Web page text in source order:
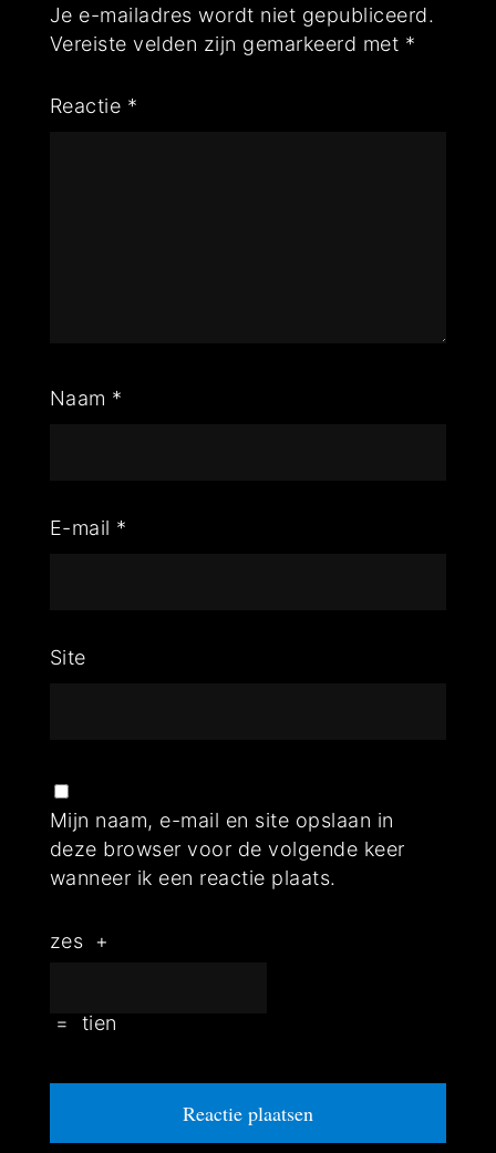
Je e-mailadres wordt niet gepubliceerd.
Vereiste velden zijn gemarkeerd met *
Reactie *
Naam *
E-mail *
Site
Mijn naam, e-mail en site opslaan in
deze browser voor de volgende keer
wanneer ik een reactie plaats.
zes +
= tien